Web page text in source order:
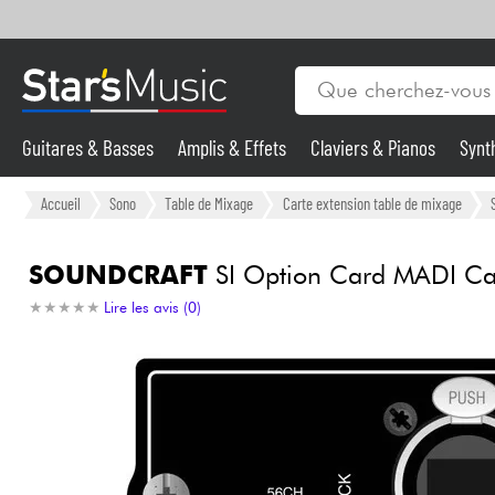
Guitares & Basses
Synthés & Sampleurs
Micros & HF
Eclairage
Guitares & Basses Amplis & Effets Claviers & Pianos
Accueil Sono Table de Mixage Carte extension table de mixage
SOUNDCRAFTSI Option Card MADI
★ ★ ★ ★ ★
★ ★ ★ ★ ★ Lire les avis (0)